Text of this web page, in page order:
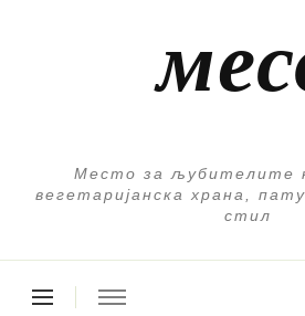
Место за љубителите
вегетаријанска храна,
стил